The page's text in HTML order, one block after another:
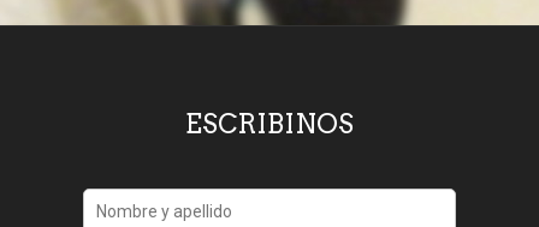
ESCRIBINOS